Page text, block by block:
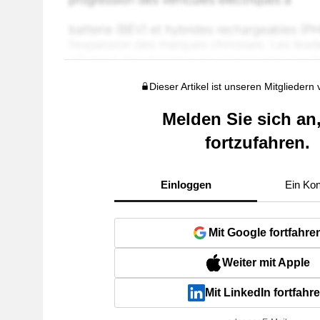
Dieser Artikel ist unseren Mitgliedern
Melden Sie sich
fortzufahren.
Einloggen Ein
Mit Google
Weiter mit Apple
Mit LinkedIn